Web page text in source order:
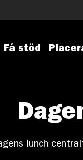
Få stöd
lunch